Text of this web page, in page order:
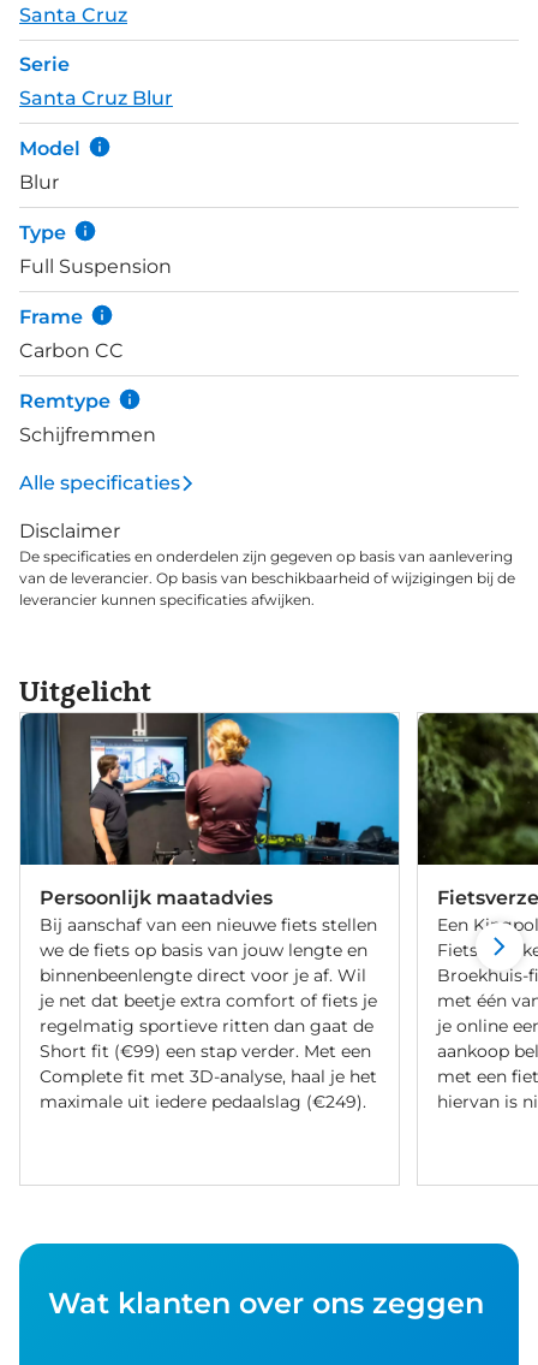
veerweg voor en achter, beide met RockShox
dempers. Een 12-speed SRAM X0 Eagle T-Type
elektronische groepset met SRAM Level
schijfremmen zijn toevertrouwd voor nauwkeurige
prestaties. Reserve 28 XC carbon velgen met
Industry Nine 1/1&nbsp; naven rollen uitstekend
over uitdagende xc-parcoursen.
Santa Cruz
Serie
Santa Cruz Blur
Model
Blur
Type
Full Suspension
Frame
Carbon CC
Remtype
Schijfremmen
Alle specificaties
Disclaimer
De specificaties en onderdelen zijn gegeven op basis van aanlevering
van de leverancier. Op basis van beschikbaarheid of wijzigingen bij de
leverancier kunnen specificaties afwijken.
Uitgelicht
Persoonlijk maatadvies
Bij aanschaf van een nieuwe fiets stellen
we de fiets op basis van jouw lengte en
binnenbeenlengte direct voor je af. Wil
je net dat beetje extra comfort of fiets je
regelmatig sportieve ritten dan gaat de
Short fit (€99) een stap verder. Met een
Complete fit met 3D-analyse, haal je het
maximale uit iedere pedaalslag (€249).
Een
Broekhuis-
met één
je online
aankoop
met een
hiervan is
Wat klanten over ons zeggen